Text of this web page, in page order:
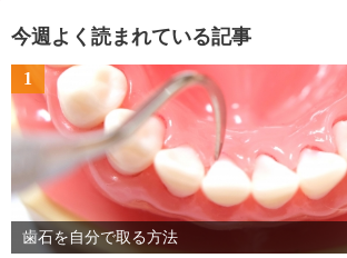
今週よく読まれている記事
1
歯石を自分で取る方法